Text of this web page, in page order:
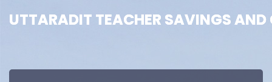
UTTARADIT TEACHER SAVINGS AND
UTTARADIT TEACHER SAVINGS AND